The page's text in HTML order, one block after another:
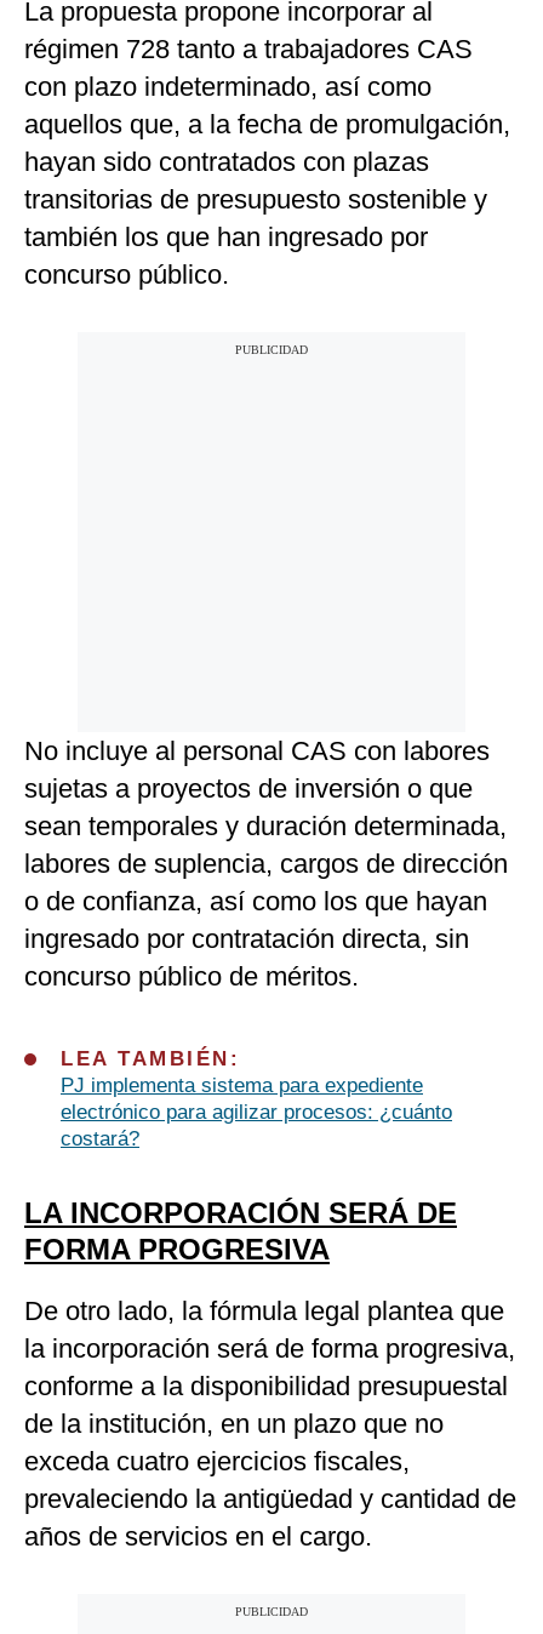
La propuesta propone incorporar al
régimen 728 tanto a trabajadores CAS
con plazo indeterminado, así como
aquellos que, a la fecha de promulgación,
hayan sido contratados con plazas
transitorias de presupuesto sostenible y
también los que han ingresado por
concurso público.
No incluye al personal CAS con labores
sujetas a proyectos de inversión o que
sean temporales y duración determinada,
labores de suplencia, cargos de dirección
o de confianza, así como los que hayan
ingresado por contratación directa, sin
concurso público de méritos.
LEA TAMBIÉN:
PJ implementa sistema para expediente
electrónico para agilizar procesos: ¿cuánto
costará?
LA INCORPORACIÓN SERÁ DE
FORMA PROGRESIVA
De otro lado, la fórmula legal plantea que
la incorporación será de forma progresiva,
conforme a la disponibilidad presupuestal
de la institución, en un plazo que no
exceda cuatro ejercicios fiscales,
prevaleciendo la antigüedad y cantidad de
años de servicios en el cargo.